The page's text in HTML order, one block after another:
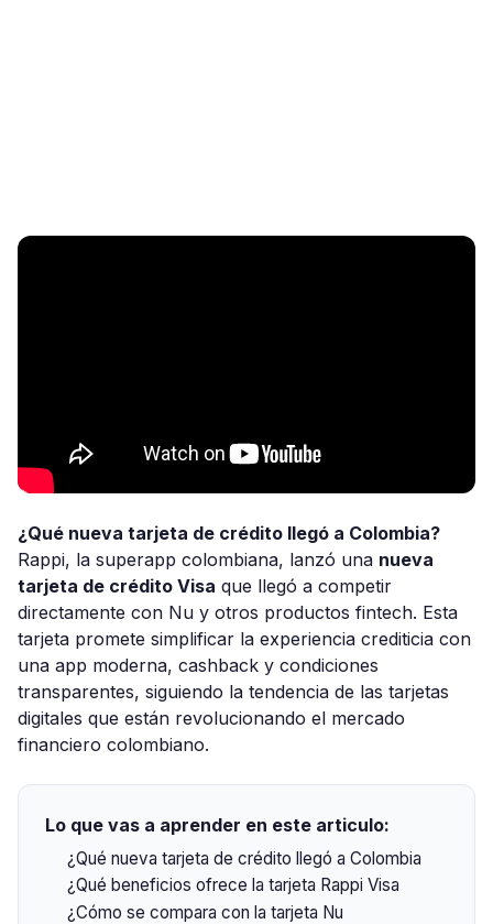
¿Qué nueva tarjeta de crédito llegó a Colombia?
Rappi, la superapp colombiana, lanzó una nueva
tarjeta de crédito Visa que llegó a competir
directamente con Nu y otros productos fintech. Esta
tarjeta promete simplificar la experiencia crediticia con
una app moderna, cashback y condiciones
transparentes, siguiendo la tendencia de las tarjetas
digitales que están revolucionando el mercado
financiero colombiano.
Lo que vas a aprender en este articulo:
¿Qué nueva tarjeta de crédito llegó a Colombia
¿Qué beneficios ofrece la tarjeta Rappi Visa
¿Cómo se compara con la tarjeta Nu